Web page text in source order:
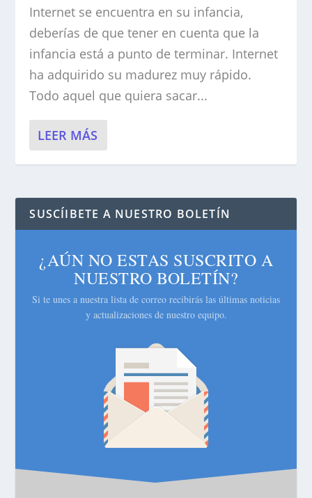
Internet se encuentra en su infancia,
deberías de que tener en cuenta que la
infancia está a punto de terminar. Internet
ha adquirido su madurez muy rápido.
Todo aquel que quiera sacar...
LEER MÁS
SUSCÍIBETE A NUESTRO BOLETÍN
¿AÚN NO ESTAS SUSCRITO A
NUESTRO BOLETÍN?
Si te unes a nuestra lista de correo recibirás las últimas noticias
y actualizaciones de nuestro equipo.